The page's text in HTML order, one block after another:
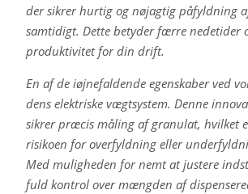
der sikrer hurtig og nøjagtig påfyldning
samtidigt. Dette betyder færre nedetider
produktivitet for din drift.
En af de iøjnefaldende egenskaber ved
dens elektriske vægtsystem. Denne
sikrer præcis måling af granulat, hvilket
risikoen for overfyldning eller
Med muligheden for nemt at justere
fuld kontrol over mængden af